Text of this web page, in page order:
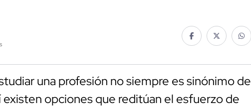
una profesión no siempre es sinónimo de
existen opciones que reditúan el esfuerzo de